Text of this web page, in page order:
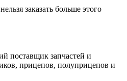
заказать больше этого
поставщик запчастей и
прицепов, полуприцепов и